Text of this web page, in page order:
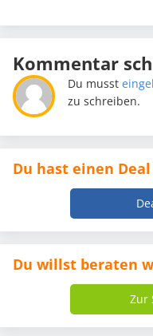
Kommentar
Du musst
zu schreiben.
Du hast einen
Du willst beraten
Zur